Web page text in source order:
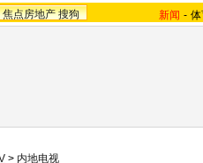
焦点房地产 搜狗 新闻 -
> 内地电视